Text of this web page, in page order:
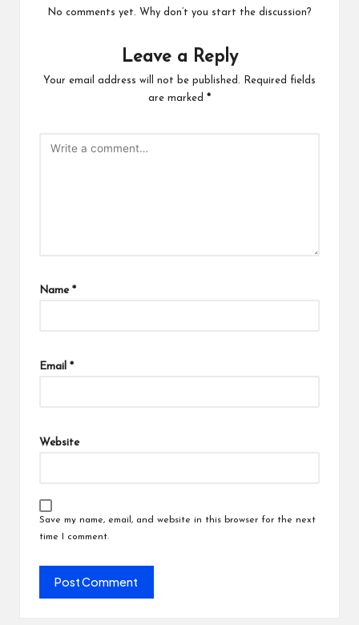
No comments yet. Why don’t you start the discussion?
Leave a Reply
Your email address will not be published.
Required fields
are marked *
Name *
Email *
Website
Save my name, email, and website in this browser for the next
time I comment.